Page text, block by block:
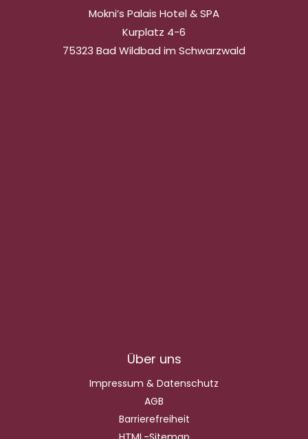
Mokni’s Palais Hotel & SPA
Kurplatz 4-6
75323 Bad Wildbad im Schwarzwald
Über uns
Impressum & Datenschutz
AGB
Barrierefreiheit